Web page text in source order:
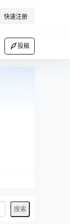
快速注册
投稿